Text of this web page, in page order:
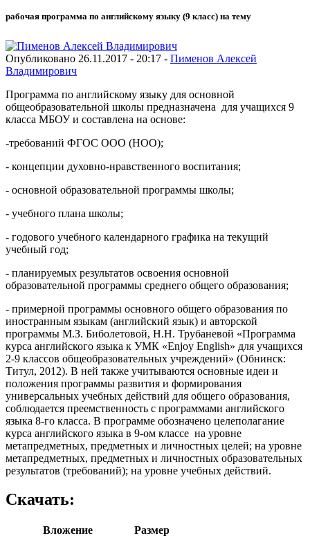
рабочая программа по английскому языку (9 класс) на тему
Опубликовано 26.11.2017 - 20:17 - Пименов Алексей
Владимирович
Программа по английскому языку для основной
общеобразовательной школы предназначена для учащихся 9
класса МБОУ и составлена на основе:
-требований ФГОС ООО (НОО);
- концепции духовно-нравственного воспитания;
- основной образовательной программы школы;
- учебного плана школы;
- годового учебного календарного графика на текущий
учебный год;
- планируемых результатов освоения основной
образовательной программы среднего общего образования;
- примерной программы основного общего образования по
иностранным языкам (английский язык) и авторской
программы М.З. Биболетовой, Н.Н. Трубаневой «Программа
курса английского языка к УМК «Enjoy English» для учащихся
2-9 классов общеобразовательных учреждений» (Обнинск:
Титул, 2012). В ней также учитываются основные идеи и
положения программы развития и формирования
универсальных учебных действий для общего образования,
соблюдается преемственность с программами английского
языка 8-го класса. В программе обозначено целеполагание
курса английского языка в 9-ом классе на уровне
метапредметных, предметных и личностных целей; на уровне
метапредметных, предметных и личностных образовательных
результатов (требований); на уровне учебных действий.
Скачать:
Вложение
Размер